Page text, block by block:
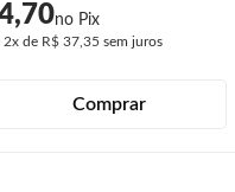
2xde R$ 37,35 sem juros
Comprar